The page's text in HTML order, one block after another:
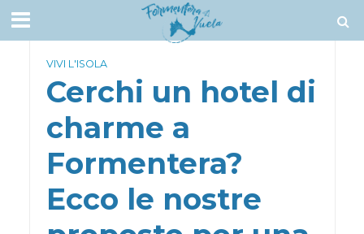
VIVI L'ISOLA
Cerchi un hotel di
charme a
Formentera?
Ecco le nostre